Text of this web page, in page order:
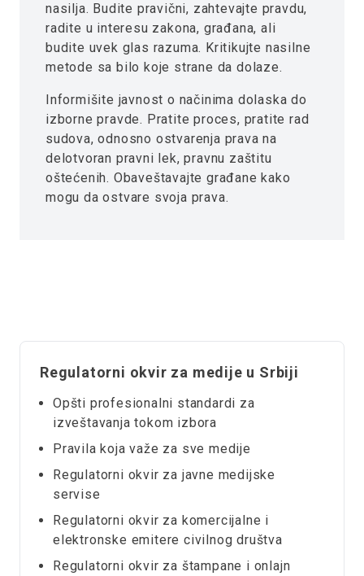
nasilja. Budite pravični, zahtevajte pravdu,
radite u interesu zakona, građana, ali
budite uvek glas razuma. Kritikujte nasilne
metode sa bilo koje strane da dolaze.
Informišite javnost o načinima dolaska do
izborne pravde. Pratite proces, pratite rad
sudova, odnosno ostvarenja prava na
delotvoran pravni lek, pravnu zaštitu
oštećenih. Obaveštavajte građane kako
mogu da ostvare svoja prava.
Regulatorni okvir za medije u Srbiji
Opšti profesionalni standardi za
izveštavanja tokom izbora
Pravila koja važe za sve medije
Regulatorni okvir za javne medijske
servise
Regulatorni okvir za komercijalne i
elektronske emitere civilnog društva
Regulatorni okvir za štampane i onlajn